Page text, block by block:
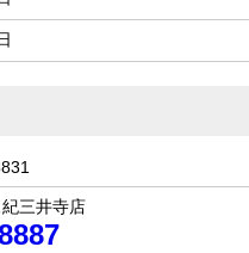
三井寺店